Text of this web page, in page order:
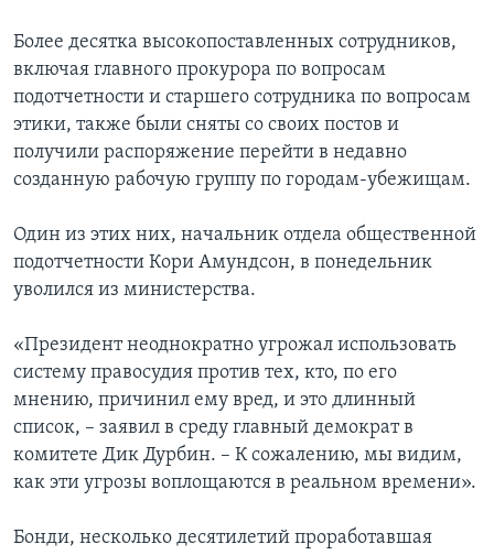
Более десятка высокопоставленных сотрудников,
включая главного прокурора по вопросам
подотчетности и старшего сотрудника по вопросам
этики, также были сняты со своих постов и
получили распоряжение перейти в недавно
созданную рабочую группу по городам-убежищам.
Один из этих них, начальник отдела общественной
подотчетности Кори Амундсон, в понедельник
уволился из министерства.
«Президент неоднократно угрожал использовать
систему правосудия против тех, кто, по его
мнению, причинил ему вред, и это длинный
список, – заявил в среду главный демократ в
комитете Дик Дурбин. – К сожалению, мы видим,
как эти угрозы воплощаются в реальном времени».
Бонди, несколько десятилетий проработавшая